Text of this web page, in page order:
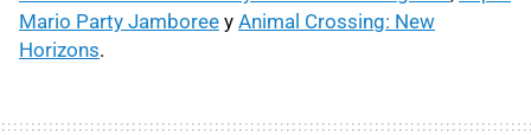
Mario Party Jamboree y Animal Crossing: New
Horizons.